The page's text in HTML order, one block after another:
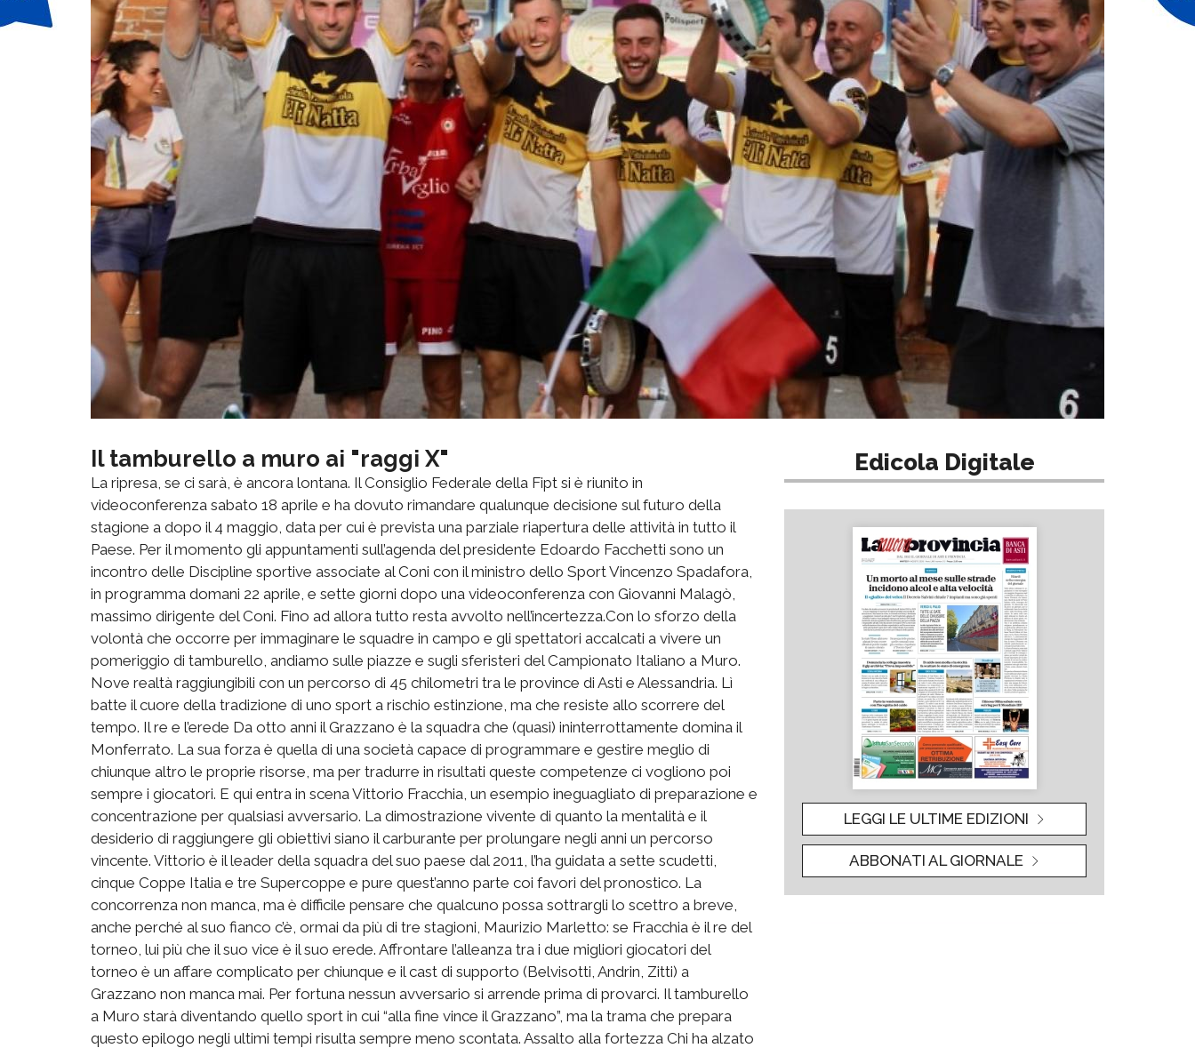
Il tamburello a muro ai "raggi X"
La ripresa, se ci sarà, è ancora lontana. Il Consiglio Federale della Fipt si è riunito in
videoconferenza sabato 18 aprile e ha dovuto rimandare qualunque decisione sul futuro della
stagione a dopo il 4 maggio, data per cui è prevista una parziale riapertura delle attività in tutto il
Paese. Per il momento gli appuntamenti sull’agenda del presidente Edoardo Facchetti sono un
incontro delle Discipline sportive associate al Coni con il ministro dello Sport Vincenzo Spadafora,
in programma domani 22 aprile, e sette giorni dopo una videoconferenza con Giovanni Malagò,
massimo dirigente del Coni. Fino ad allora tutto resta avvolto nell’incertezza.Con lo sforzo della
volontà che occorre per immaginare le squadre in campo e gli spettatori accalcati a vivere un
pomeriggio di tamburello, andiamo sulle piazze e sugli sferisteri del Campionato Italiano a Muro.
Nove realtà raggiungibili con un percorso di 45 chilometri tra le province di Asti e Alessandria. Lì
batte il cuore della tradizione di uno sport a rischio estinzione, ma che resiste allo scorrere del
tempo. Il re e l’erede Da otto anni il Grazzano è la squadra che (quasi) ininterrottamente domina il
Monferrato. La sua forza è quella di una società capace di programmare e gestire meglio di
chiunque altro le proprie risorse, ma per tradurre in risultati queste competenze ci vogliono poi
sempre i giocatori. E qui entra in scena Vittorio Fracchia, un esempio ineguagliato di preparazione e
concentrazione per qualsiasi avversario. La dimostrazione vivente di quanto la mentalità e il
desiderio di raggiungere gli obiettivi siano il carburante per prolungare negli anni un percorso
vincente. Vittorio è il leader della squadra del suo paese dal 2011, l’ha guidata a sette scudetti,
cinque Coppe Italia e tre Supercoppe e pure quest’anno parte coi favori del pronostico. La
concorrenza non manca, ma è difficile pensare che qualcuno possa sottrargli lo scettro a breve,
anche perché al suo fianco c’è, ormai da più di tre stagioni, Maurizio Marletto: se Fracchia è il re del
torneo, lui più che il suo vice è il suo erede. Affrontare l’alleanza tra i due migliori giocatori del
torneo è un affare complicato per chiunque e il cast di supporto (Belvisotti, Andrin, Zitti) a
Grazzano non manca mai. Per fortuna nessun avversario si arrende prima di provarci. Il tamburello
a Muro starà diventando quello sport in cui “alla fine vince il Grazzano”, ma la trama che prepara
questo epilogo negli ultimi tempi risulta sempre meno scontata. Assalto alla fortezza Chi ha alzato
Edicola Digitale
LEGGI LE ULTIME EDIZIONI
ABBONATI AL GIORNALE